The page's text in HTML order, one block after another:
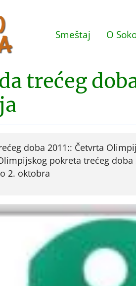
Smeštaj O
trećeg
doba 2011:: Četvrta
pokreta trećeg
2. oktobra